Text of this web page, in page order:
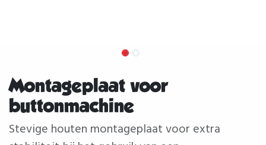
Montageplaat voor
buttonmachine
Stevige houten montageplaat voor extra